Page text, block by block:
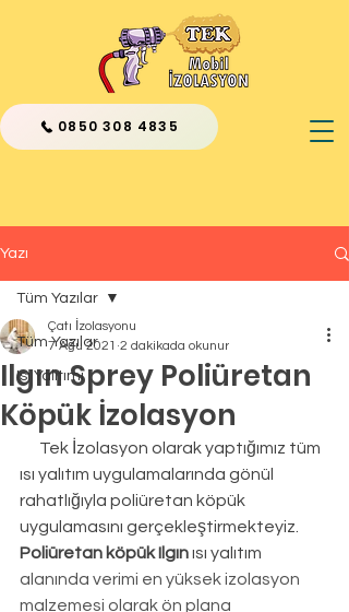
0850 308 4835
Yazı
Tüm Yazılar
Isı Yalıtımı
Tüm Yazılar
Ilgın Sprey Poliüretan
Köpük İzolasyon
Çatı İzolasyonu
7 Ağu 2021 2 dakikada okunur
ısı yalıtım uygulamalarında gönül
rahatlığıyla poliüretan köpük
uygulamasını gerçekleştirmekteyiz.
Poliüretan köpük Ilgın ısı yalıtım
alanında verimi en yüksek izolasyon
malzemesi olarak ön plana